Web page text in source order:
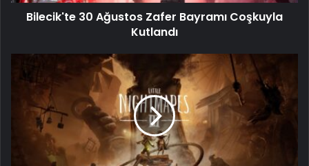
Bilecik'te 30 Ağustos Zafer Bayramı Coşkuyla
Kutlandı